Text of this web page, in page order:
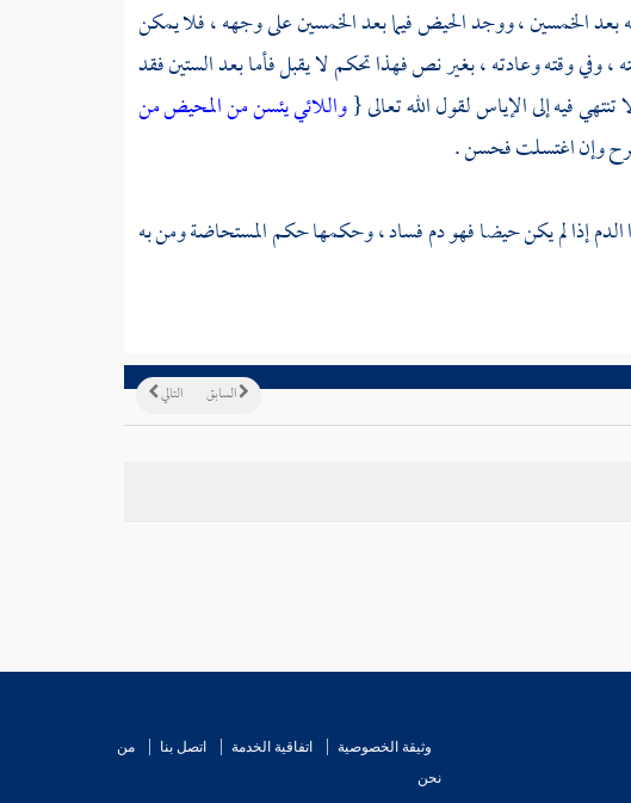
بعد الخمسين ، ووجد الحيض فيما بعد الخمسين على وجهه ، فلا يمكن
وقته وعادته ، بغير نص فهذا تحكم لا يقبل فأما بعد الستين فقد
فيه إلى الإياس لقول الله تعالى {واللائي يئسن من المحيض من
وإن اغتسلت فحسن .
إذا لم يكن حيضا فهو دم فساد ، وحكمها حكم المستحاضة ومن به
التالي السابق
وثيقة الخصوصية اتفاقية الخدمة اتصل بنا
من
نحن